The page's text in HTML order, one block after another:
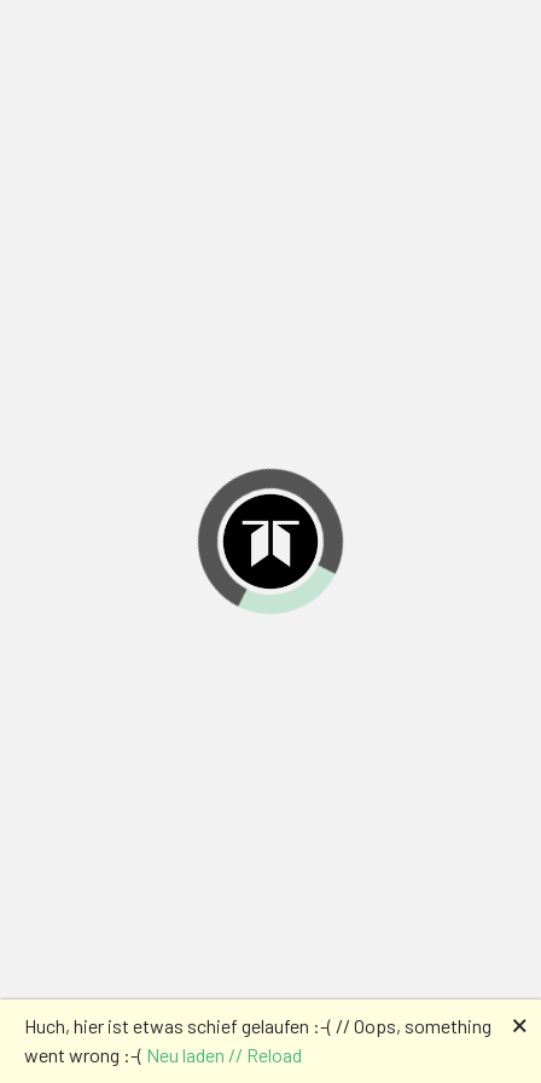
Huch, hier ist etwas schief gelaufen :-( // Oops, something
went wrong :-( Neu laden // Reload
🗙